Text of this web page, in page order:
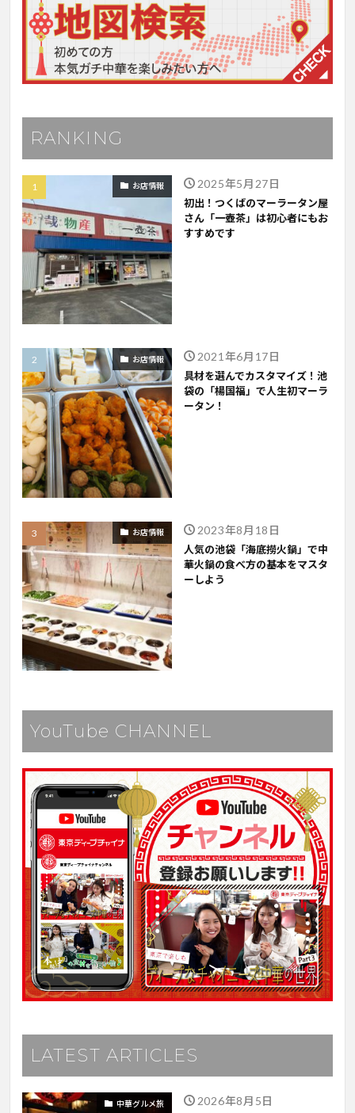
RANKING
お店情報 2025年5月27日
初出！つくばのマーラータン屋
さん「一壺茶」は初心者にもお
すすめです
お店情報 2021年6月17日
具材を選んでカスタマイズ！池
袋の「楊国福」で人生初マーラ
ータン！
お店情報 2023年8月18日
人気の池袋「海底撈火鍋」で中
華火鍋の食べ方の基本をマスタ
ーしよう
YouTube CHANNEL
LATEST ARTICLES
中華グルメ旅 2026年8月5日